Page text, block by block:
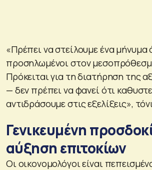
«Πρέπει να στείλουμε ένα μήνυμα
προσηλωμένοι στον
Πρόκειται για τη διατήρηση της
— δεν πρέπει να φανεί ότι
αντιδράσουμε στις εξελίξεις»,
Γενικευμένη
αύξηση επιτοκίων
Οι οικονομολόγοι είναι